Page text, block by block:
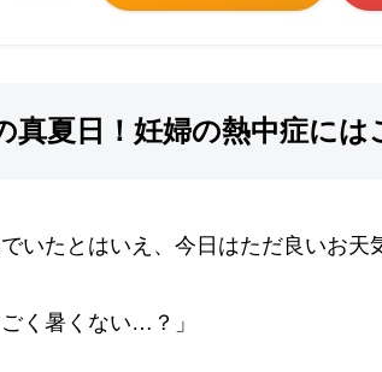
真夏日！妊婦の熱中症には
いたとはいえ、今日はただ良いお天
ごく暑くない…？」